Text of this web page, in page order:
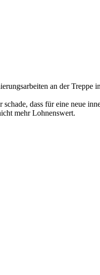
an der Treppe
dass für eine neue
mehr Lohnenswert.